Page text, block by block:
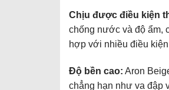
Chịu được điều kiện
chống nước và độ ẩm,
hợp với nhiều điều
Độ bền cao: Aron
chẳng hạn như va đập